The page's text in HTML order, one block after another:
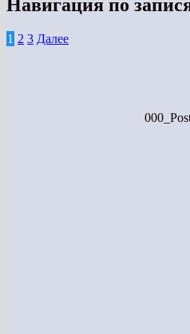
Навигация по
1 2 3 Далее